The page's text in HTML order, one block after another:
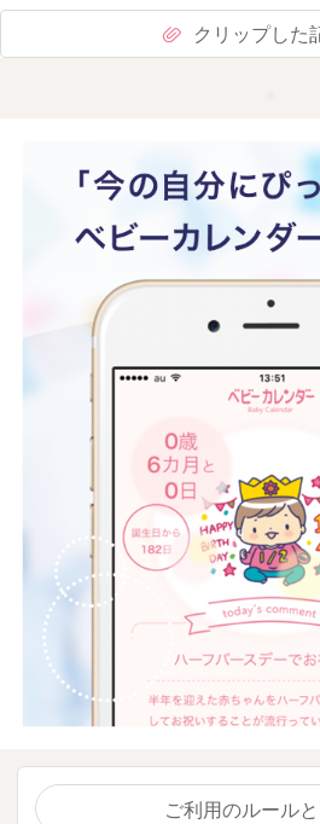
クリップした
ご利用のルール